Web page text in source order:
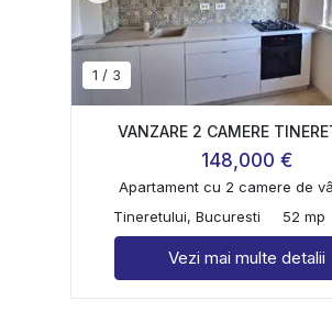
1 / 3
VANZARE 2 CAMERE
148,000 €
Apartament cu 2 camere de
Tineretului, Bucuresti
52 mp
Vezi mai multe detalii